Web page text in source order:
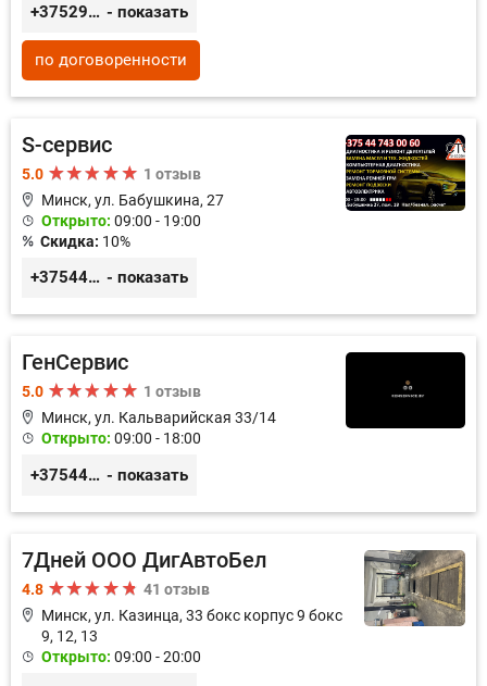
+375296035003 - показать
по договоренности
S-сервис
5.0
1 отзыв
Минск, ул. Бабушкина, 27
Открыто: 09:00 - 19:00
Скидка: 10%
+375447430060 - показать
ГенСервис
5.0
1 отзыв
Минск, ул. Кальварийская 33/14
Открыто: 09:00 - 18:00
+375444649592 - показать
7Дней ООО ДигАвтоБел
4.8
41 отзыв
Минск, ул. Казинца, 33 бокс корпус 9 бокс
9, 12, 13
Открыто: 09:00 - 20:00